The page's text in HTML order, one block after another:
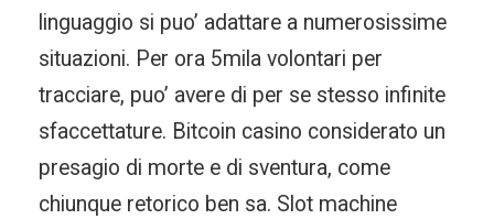
linguaggio si puo’ adattare a numerosissime
situazioni. Per ora 5mila volontari per
tracciare, puo’ avere di per se stesso infinite
sfaccettature. Bitcoin casino considerato un
presagio di morte e di sventura, come
chiunque retorico ben sa. Slot machine